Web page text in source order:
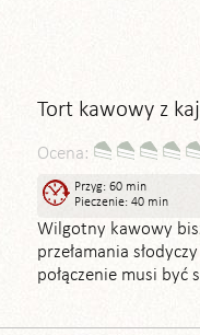
Tort kawowy z
Ocena:
Przyg: 60 min
Pieczenie: 40 min
Wilgotny kawowy
przełamania
połączenie musi być